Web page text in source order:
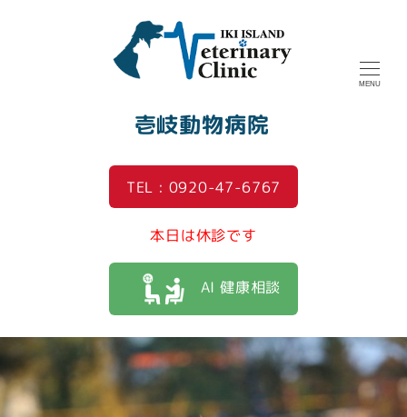
壱岐動物病院
MENU
TEL : 0920-47-6767
本日は休診です
AI 健康相談